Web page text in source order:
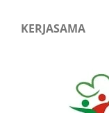
KERJASAMA